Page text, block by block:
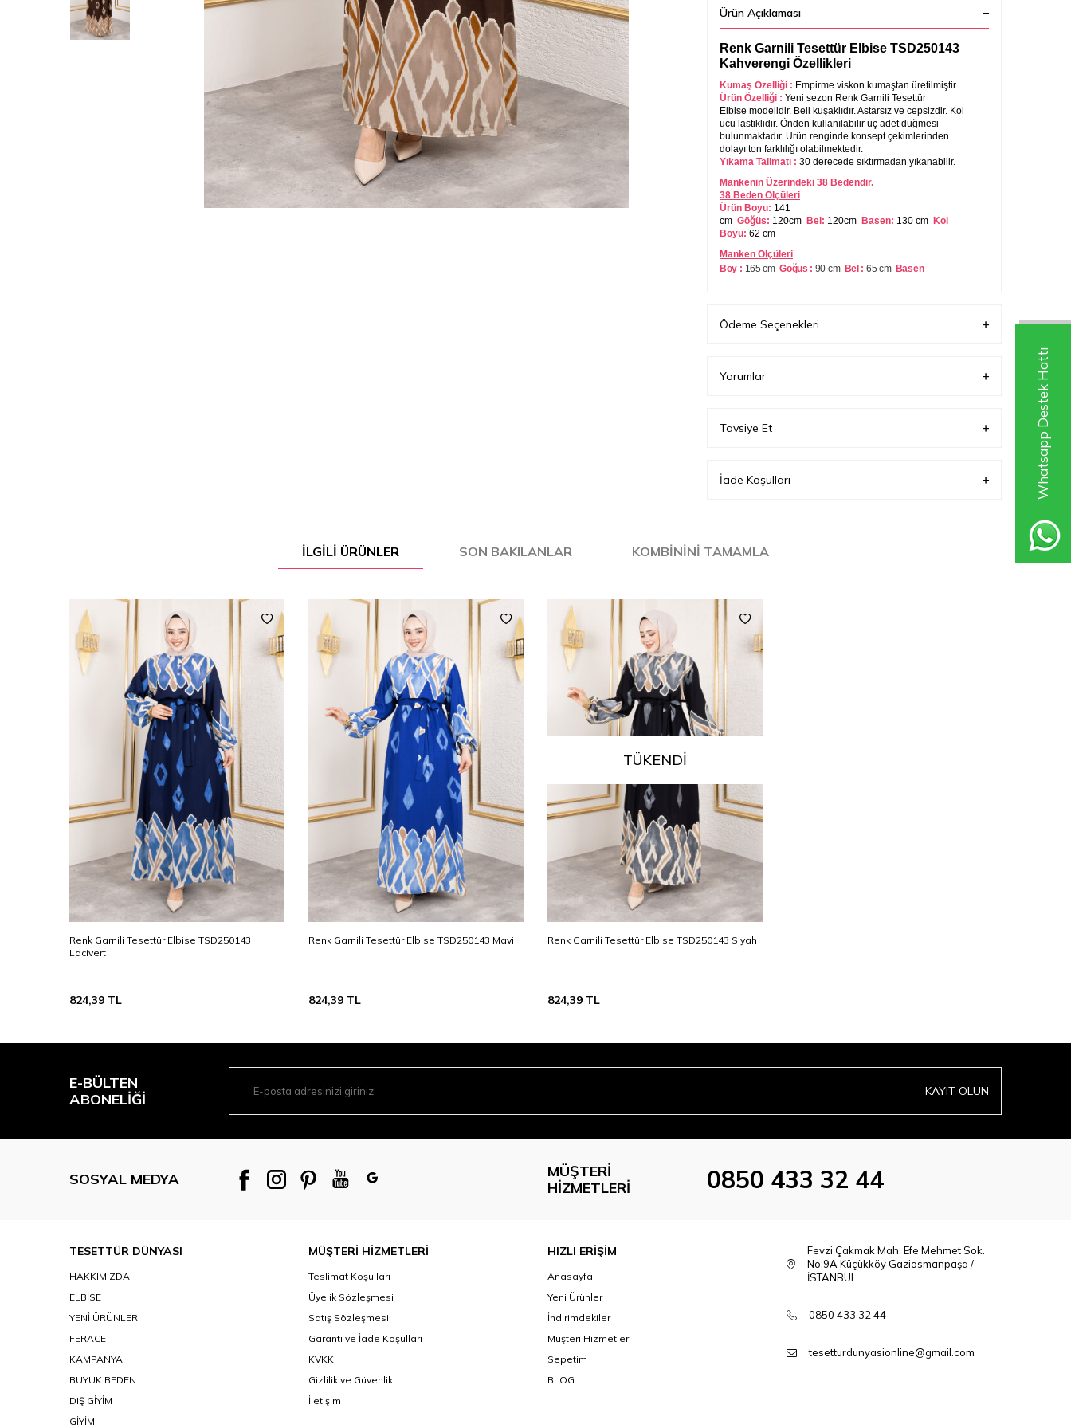
Whatsapp Destek Hattı
Ürün Açıklaması
Renk Garnili Tesettür Elbise TSD250143
Kahverengi Özellikleri
Kumaş Özelliği : Empirme viskon kumaştan üretilmiştir.
Ürün Özelliği : Yeni sezon Renk Garnili Tesettür
Elbise modelidir. Beli kuşaklıdır. Astarsız ve cepsizdir. Kol
ucu lastiklidir. Önden kullanılabilir üç adet düğmesi
bulunmaktadır. Ürün renginde konsept çekimlerinden
dolayı ton farklılığı olabilmektedir.
Yıkama Talimatı : 30 derecede sıktırmadan yıkanabilir.
Mankenin Üzerindeki 38 Bedendir.
38 Beden Ölçüleri
Ürün Boyu: 141
cm Göğüs: 120cm Bel: 120cm Basen: 130 cm Kol
Boyu: 62 cm
Manken Ölçüleri
Boy : 165 cm Göğüs : 90 cm Bel : 65 cm Basen
Ürün 4-5 cm çekme yapmaktadır.
Ödeme Seçenekleri
Yorumlar
Tavsiye Et
İade Koşulları
İLGILI ÜRÜNLER SON BAKILANLAR KOMBININI TAMAMLA
Renk Garnili Tesettür Elbise TSD250143
Lacivert
824,39 TL
Renk Garnili Tesettür Elbise TSD250143 Mavi
824,39 TL
TÜKENDI
Renk Garnili Tesettür Elbise TSD250143 Siyah
824,39 TL
E-BÜLTEN
ABONELIĞI
KAYIT OLUN
SOSYAL MEDYA
MÜŞTERI
HIZMETLERI
0850 433 32 44
TESETTÜR DÜNYASI
HAKKIMIZDA
ELBİSE
YENİ ÜRÜNLER
FERACE
KAMPANYA
BÜYÜK BEDEN
DIŞ GİYİM
GİYİM
MÜŞTERİ HİZMETLERİ
Teslimat Koşulları
Üyelik Sözleşmesi
Satış Sözleşmesi
Garanti ve İade Koşulları
KVKK
Gizlilik ve Güvenlik
İletişim
HIZLI ERİŞİM
Anasayfa
Yeni Ürünler
İndirimdekiler
Müşteri Hizmetleri
Sepetim
BLOG
Fevzi Çakmak Mah. Efe Mehmet Sok.
No:9A Küçükköy Gaziosmanpaşa /
İSTANBUL
0850 433 32 44
tesetturdunyasionline@gmail.com